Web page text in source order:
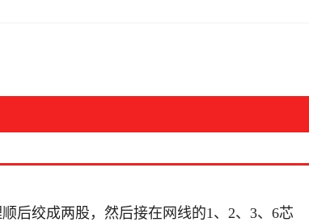
后绞成两股，然后接在网线的1、2、3、6芯